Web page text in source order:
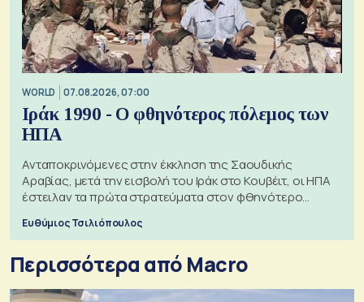
WORLD 07.08.2026, 07:00
Ιράκ 1990 - Ο φθηνότερος πόλεμος των
ΗΠΑ
Ανταποκρινόμενες στην έκκληση της Σαουδικής
Αραβίας, μετά την εισβολή του Ιράκ στο Κουβέιτ, οι ΗΠΑ
έστειλαν τα πρώτα στρατεύματα στον φθηνότερο
Ευθύμιος Τσιλιόπουλος
Περισσότερα από Macro